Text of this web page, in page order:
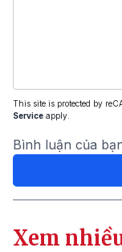
This site is protected by
Service apply.
Bình luận của
Xem